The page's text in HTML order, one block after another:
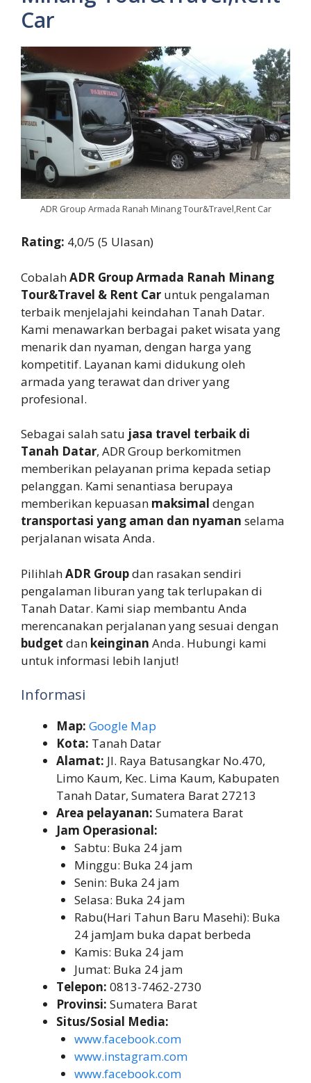
Car
ADR Group Armada Ranah Minang Tour&Travel,Rent Car
Rating: 4,0/5 (5 Ulasan)
CobalahADR Group Armada Ranah Minang
Tour&Travel & Rent Car untuk pengalaman
terbaik menjelajahi keindahan Tanah Datar.
Kami menawarkan berbagai paket wisata yang
menarik dan nyaman, dengan harga yang
kompetitif. Layanan kami didukung oleh
armada yang terawat dan driver yang
profesional.
Sebagai salah satu jasa travel terbaik di
Tanah Datar, ADR Group berkomitmen
memberikan pelayanan prima kepada setiap
pelanggan. Kami senantiasa berupaya
memberikan kepuasan maksimal dengan
transportasi yang aman dan nyaman selama
perjalanan wisata Anda.
PilihlahADR Groupdan rasakan sendiri
pengalaman liburan yang tak terlupakan di
Tanah Datar. Kami siap membantu Anda
merencanakan perjalanan yang sesuai dengan
budget dan keinginan Anda. Hubungi kami
untuk informasi lebih lanjut!
Informasi
Map: Google Map
Kota: Tanah Datar
Alamat: Jl. Raya Batusangkar No.470,
Limo Kaum, Kec. Lima Kaum, Kabupaten
Tanah Datar, Sumatera Barat 27213
Area pelayanan: Sumatera Barat
Jam Operasional:
Sabtu: Buka 24 jam
Minggu: Buka 24 jam
Senin: Buka 24 jam
Selasa: Buka 24 jam
Rabu(Hari Tahun Baru Masehi): Buka
24 jamJam buka dapat berbeda
Kamis: Buka 24 jam
Jumat: Buka 24 jam
Telepon: 0813-7462-2730
Provinsi: Sumatera Barat
Situs/Sosial Media:
www.facebook.com
www.instagram.com
www.facebook.com